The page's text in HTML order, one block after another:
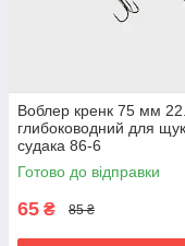
Воблер кренк 75 мм
глибоководний для
судака 86-6
Готово до відправки
65 ₴ 85 ₴